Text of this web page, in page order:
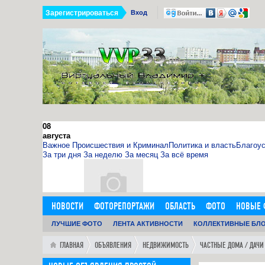
Вход
Зарегистрироваться
08
августа
Важное Происшествия и КриминалПолитика и власть
За три дня За неделю За месяц За всё время
0
11.09.15
http://sosna.kiev.ua - искуственная ёлка - нечно
Как я выбрал искусственную елку 1,8 м в
НОВОСТИ ФОТОРЕПОРТАЖИ ОБЛАСТЬ ФОТО НОВЫЕ
ДОБАВИТЬ ОБЪЯВЛЕНИЕ
ЛЮДИ ФОРУМ ГОРОД
ЛУЧШИЕ ФОТО ЛЕНТА АКТИВНОСТИ КОЛЛЕКТИВНЫЕ
ГЛАВНАЯ ОБЪЯВЛЕНИЯ НЕДВИЖИМОСТЬ ЧАСТНЫЕ ДОМА /